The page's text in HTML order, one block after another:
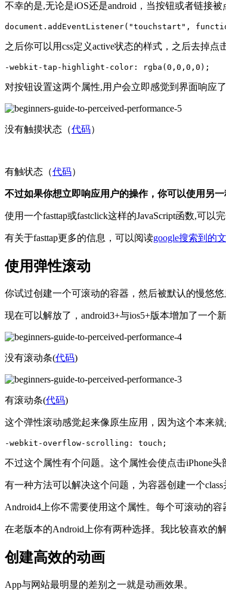
不幸的是,无论是iOS还是android，当按钮或者链接
之后你可以用css定义active状态的样式，之后去掉点
对按钮设置这两个属性,用户会立即感觉到界面响应
没有触摸状态（代码）
有触状态（代码）
不过如果你想立即响应用户的操作，你可以使用另一
使用一个fasttap或fastclick这样的JavaScript函数,可
有关于fasttap更多的信息，可以阅读google搜索到的
使用弹性滚动
你试过创建一个可滚动的容器，然后被默认的慢悠
现在可以解放了，android3+与ios5+版本增加了一个
没有滚动条(代码)
有滚动条(代码)
这个弹性滚动感觉起来像原生应用，因为这个本来
不过这个属性有个问题。这个属性会使点击iPhone
有一种方法可以解决这个问题，为容器创建一个class
Android4上你不需要使用这个属性。每个可滚动的容
在老版本的Android上你有两种选择。我比较喜欢的
创建高效的动画
App与网站最明显的差别之一就是动画效果。